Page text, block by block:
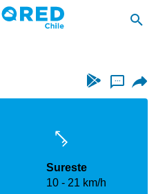
...
Sureste
10
21 km/h